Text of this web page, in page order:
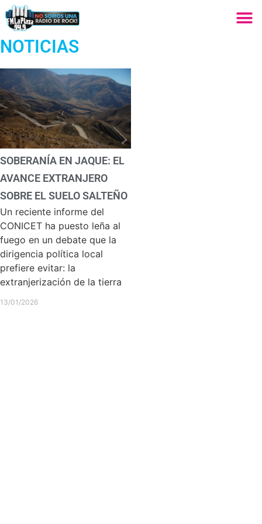
NOTICIAS
SOBERANÍA EN JAQUE: EL
AVANCE EXTRANJERO
SOBRE EL SUELO SALTEÑO
Un reciente informe del
CONICET ha puesto leña al
fuego en un debate que la
dirigencia política local
prefiere evitar: la
extranjerización de la tierra
13/01/2026